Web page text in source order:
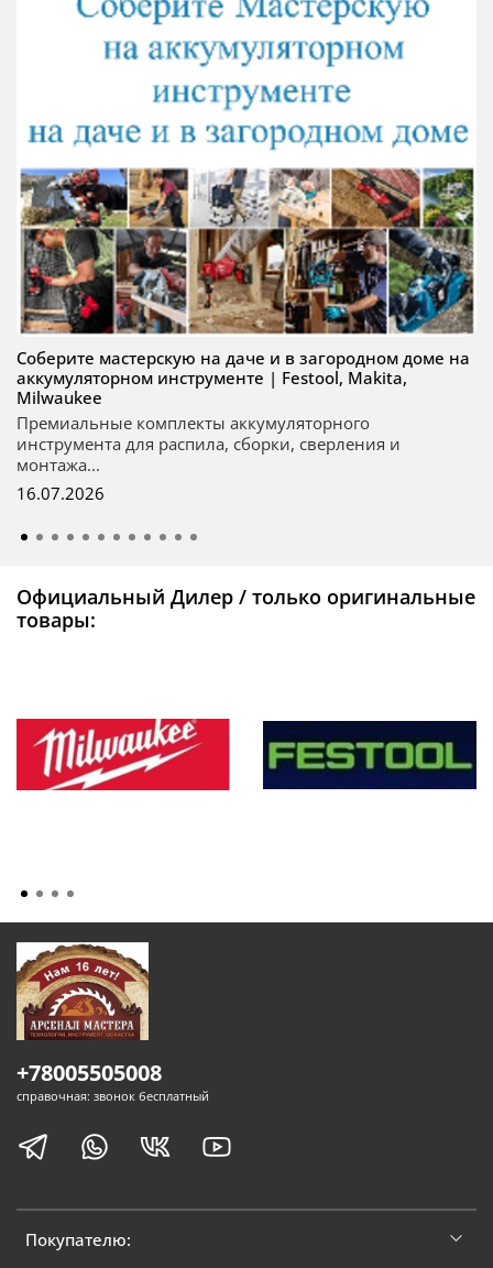
Соберите мастерскую на даче и в загородном доме на
аккумуляторном инструменте | Festool, Makita,
Milwaukee
Премиальные комплекты аккумуляторного
инструмента для распила, сборки, сверления и
монтажа...
16.07.2026
Официальный Дилер / только оригинальные
товары:
Покупателю:
+78005505008
справочная: звонок бесплатный